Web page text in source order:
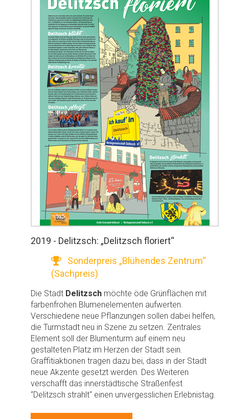
2019 - Delitzsch: „Delitzsch floriert“
Sonderpreis „Blühendes Zentrum“
(Sachpreis)
Die Stadt Delitzsch möchte öde Grünflächen mit
farbenfrohen Blumenelementen aufwerten.
Verschiedene neue Pflanzungen sollen dabei helfen,
die Turmstadt neu in Szene zu setzen. Zentrales
Element soll der Blumenturm auf einem neu
gestalteten Platz im Herzen der Stadt sein.
Graffitiaktionen tragen dazu bei, dass in der Stadt
neue Akzente gesetzt werden. Des Weiteren
verschafft das innerstädtische Straßenfest
“Delitzsch strahlt“ einen unvergesslichen Erlebnistag.